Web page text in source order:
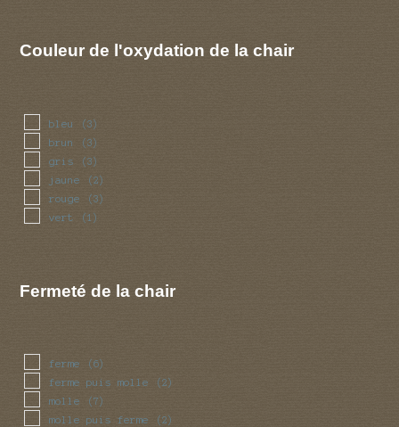
Couleur de l'oxydation de la chair
bleu (3)
brun (3)
gris (3)
jaune (2)
rouge (3)
vert (1)
Fermeté de la chair
ferme (6)
ferme puis molle (2)
molle (7)
molle puis ferme (2)